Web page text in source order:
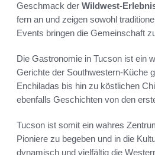
Geschmack der Wildwest-
fern an und zeigen sowohl
Events bringen die Gemeinschaft
Die Gastronomie in Tucson ist ein
Gerichte der Southwestern-Küche
Enchiladas bis hin zu köstlichen
ebenfalls Geschichten von den
Tucson ist somit ein wahres
Pioniere zu begeben und in die
dynamisch und vielfältig die